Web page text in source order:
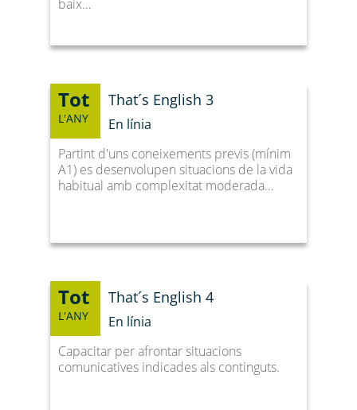
baix…
Tot
L'ANY
That´s English 3
En línia
Partint d'uns coneixements previs (mínim
A1) es desenvolupen situacions de la vida
habitual amb complexitat moderada…
Tot
L'ANY
That´s English 4
En línia
Capacitar per afrontar situacions
comunicatives indicades als continguts.